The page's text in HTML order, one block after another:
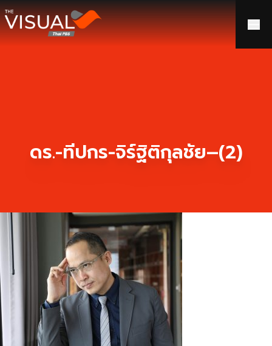
ข้ามไปยังเนื้อหา
ดร.-ทีปกร-จิร์ฐิติกุลชัย–(2)